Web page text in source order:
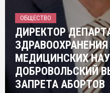
ОБЩЕСТВО
ДИРЕКТОР
МЕДИЦИНСКИХ
ДОБРОВОЛЬСКИЙ
ЗАПРЕТА АБОРТОВ